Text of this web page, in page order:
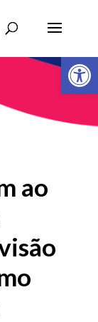
Abrir
ao